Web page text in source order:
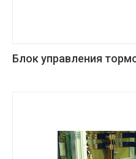
Блок управления